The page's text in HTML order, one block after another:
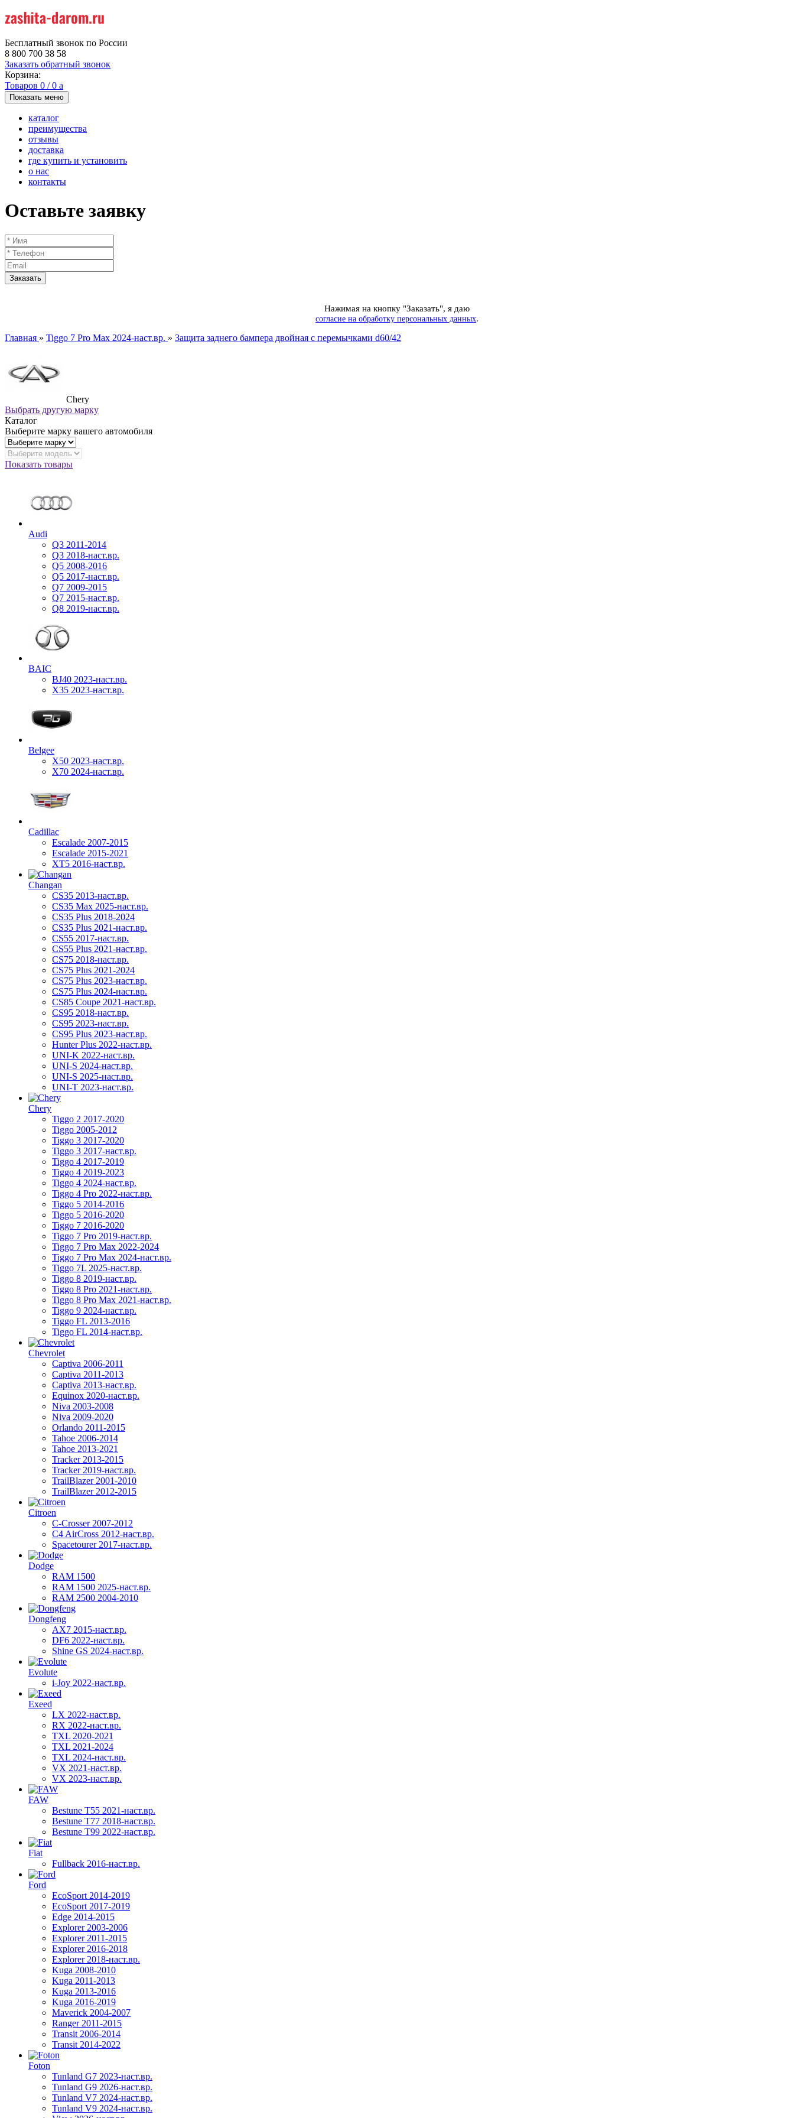
Бесплатный звонок по России
8 800 700 38 58
Заказать обратный звонок
Корзина:
Товаров 0 /0 a
Показать меню
каталог
преимущества
отзывы
доставка
где купить и установить
о нас
контакты
Оставьте заявку
Нажимая на кнопку "Заказать", я даю
согласие на обработку персональных данных.
Главная » Tiggo 7 Pro Max 2024-наст.вр. » Защита заднего бампера двойная с перемычками d60/42
Chery
Выбрать другую марку
Каталог
Выберите марку вашего автомобиля
Показать товары
Audi
Q3 2011-2014
Q3 2018-наст.вр.
Q5 2008-2016
Q5 2017-наст.вр.
Q7 2009-2015
Q7 2015-наст.вр.
Q8 2019-наст.вр.
BAIC
BJ40 2023-наст.вр.
X35 2023-наст.вр.
Belgee
X50 2023-наст.вр.
X70 2024-наст.вр.
Cadillac
Escalade 2007-2015
Escalade 2015-2021
XT5 2016-наст.вр.
Changan
CS35 2013-наст.вр.
CS35 Max 2025-наст.вр.
CS35 Plus 2018-2024
CS35 Plus 2021-наст.вр.
CS55 2017-наст.вр.
CS55 Plus 2021-наст.вр.
CS75 2018-наст.вр.
CS75 Plus 2021-2024
CS75 Plus 2023-наст.вр.
CS75 Plus 2024-наст.вр.
CS85 Coupe 2021-наст.вр.
CS95 2018-наст.вр.
CS95 2023-наст.вр.
CS95 Plus 2023-наст.вр.
Hunter Plus 2022-наст.вр.
UNI-K 2022-наст.вр.
UNI-S 2024-наст.вр.
UNI-S 2025-наст.вр.
UNI-T 2023-наст.вр.
Chery
Tiggo 2 2017-2020
Tiggo 2005-2012
Tiggo 3 2017-2020
Tiggo 3 2017-наст.вр.
Tiggo 4 2017-2019
Tiggo 4 2019-2023
Tiggo 4 2024-наст.вр.
Tiggo 4 Pro 2022-наст.вр.
Tiggo 5 2014-2016
Tiggo 5 2016-2020
Tiggo 7 2016-2020
Tiggo 7 Pro 2019-наст.вр.
Tiggo 7 Pro Max 2022-2024
Tiggo 7 Pro Max 2024-наст.вр.
Tiggo 7L 2025-наст.вр.
Tiggo 8 2019-наст.вр.
Tiggo 8 Pro 2021-наст.вр.
Tiggo 8 Pro Max 2021-наст.вр.
Tiggo 9 2024-наст.вр.
Tiggo FL 2013-2016
Tiggo FL 2014-наст.вр.
Chevrolet
Captiva 2006-2011
Captiva 2011-2013
Captiva 2013-наст.вр.
Equinox 2020-наст.вр.
Niva 2003-2008
Niva 2009-2020
Orlando 2011-2015
Tahoe 2006-2014
Tahoe 2013-2021
Tracker 2013-2015
Tracker 2019-наст.вр.
TrailBlazer 2001-2010
TrailBlazer 2012-2015
Citroen
C-Crosser 2007-2012
C4 AirCross 2012-наст.вр.
Spacetourer 2017-наст.вр.
Dodge
RAM 1500
RAM 1500 2025-наст.вр.
RAM 2500 2004-2010
Dongfeng
AX7 2015-наст.вр.
DF6 2022-наст.вр.
Shine GS 2024-наст.вр.
Evolute
i-Joy 2022-наст.вр.
Exeed
LX 2022-наст.вр.
RX 2022-наст.вр.
TXL 2020-2021
TXL 2021-2024
TXL 2024-наст.вр.
VX 2021-наст.вр.
VX 2023-наст.вр.
FAW
Bestune T55 2021-наст.вр.
Bestune T77 2018-наст.вр.
Bestune T99 2022-наст.вр.
Fiat
Fullback 2016-наст.вр.
Ford
EcoSport 2014-2019
EcoSport 2017-2019
Edge 2014-2015
Explorer 2003-2006
Explorer 2011-2015
Explorer 2016-2018
Explorer 2018-наст.вр.
Kuga 2008-2010
Kuga 2011-2013
Kuga 2013-2016
Kuga 2016-2019
Maverick 2004-2007
Ranger 2011-2015
Transit 2006-2014
Transit 2014-2022
Foton
Tunland G7 2023-наст.вр.
Tunland G9 2026-наст.вр.
Tunland V7 2024-наст.вр.
Tunland V9 2024-наст.вр.